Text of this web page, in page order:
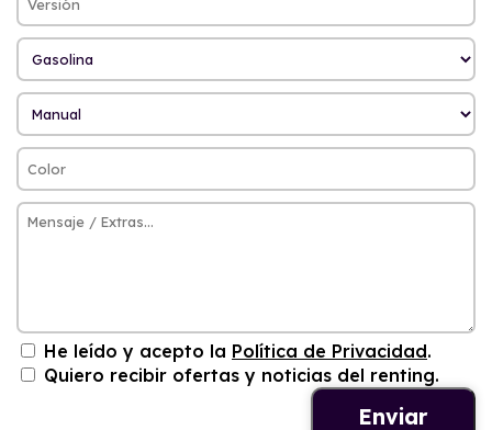
He leído y acepto la Política de Privacidad.
Quiero recibir ofertas y noticias del renting.